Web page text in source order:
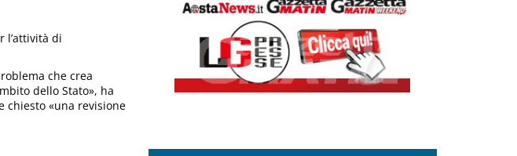
l’attività di
che crea
dello Stato», ha
chiesto «una revisione